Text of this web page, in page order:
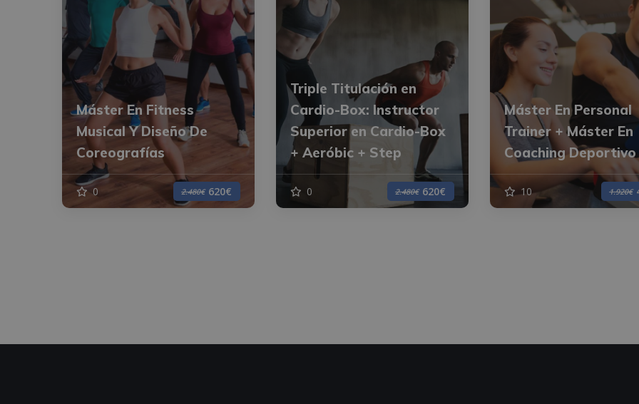
Máster En Fitness
Musical Y Diseño De
Coreografías
0 2.480€ 620€
Triple Titulación en
Cardio-Box: Instructor
Superior en Cardio-Box
+ Aeróbic + Step
0 2.480€ 620€
Máster En Personal
Trainer + Máster En
Coaching Deportivo
10 1.920€